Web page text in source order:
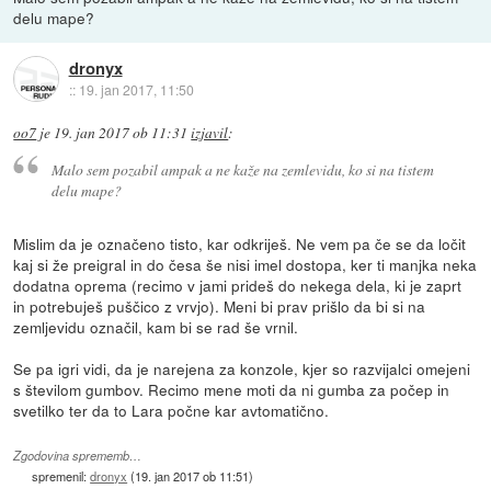
delu mape?
dronyx
:: 19. jan 2017, 11:50
oo7 je 19. jan 2017 ob 11:31 izjavil:
Malo sem pozabil ampak a ne kaže na zemlevidu, ko si na tistem
delu mape?
Mislim da je označeno tisto, kar odkriješ. Ne vem pa če se da ločit
kaj si že preigral in do česa še nisi imel dostopa, ker ti manjka neka
dodatna oprema (recimo v jami prideš do nekega dela, ki je zaprt
in potrebuješ puščico z vrvjo). Meni bi prav prišlo da bi si na
zemljevidu označil, kam bi se rad še vrnil.
Se pa igri vidi, da je narejena za konzole, kjer so razvijalci omejeni
s številom gumbov. Recimo mene moti da ni gumba za počep in
svetilko ter da to Lara počne kar avtomatično.
Zgodovina sprememb…
spremenil:dronyx (19. jan 2017 ob 11:51)